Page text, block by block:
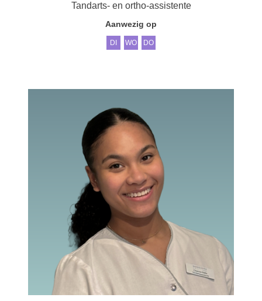
Tandarts- en ortho-assistente
Aanwezig op
DI WO DO